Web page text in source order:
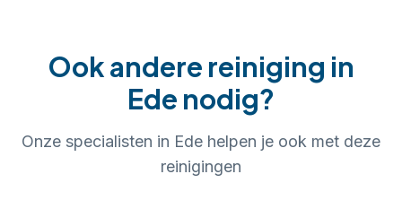
Ook andere reiniging in
Ede nodig?
Onze specialisten in Ede helpen je ook met deze
reinigingen